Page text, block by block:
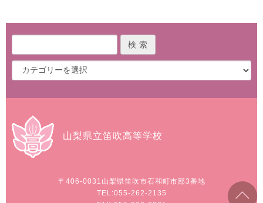
山梨県立笛吹高等学校
〒406-0031 山梨県笛吹市石和町市部3番地
TEL:055-262-2135